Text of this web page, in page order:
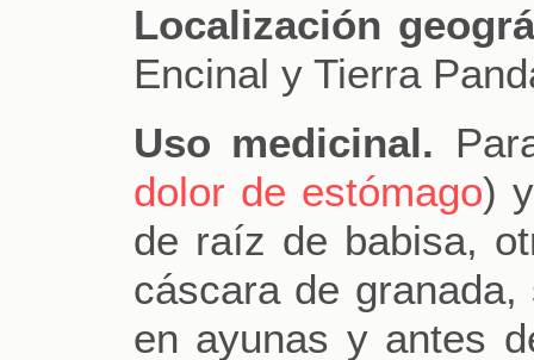
Localización
Encinal y Tierra
Uso medicinal.
dolor de estómago)
de raíz de babisa,
cáscara de
en ayunas y antes